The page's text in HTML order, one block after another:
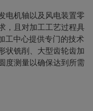
电机轴以及风电装置零
，且对加工工艺过程具
工中心提供专门的技术
状铣削、大型齿轮齿加
度测量以确保达到所需